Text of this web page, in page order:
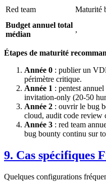
Red team
Maturité
Budget annuel total
médian
,
Étapes de maturité
Année 0 : publier un
périmètre critique.
Année 1 : pentest
invitation-only (20-50
Année 2 : ouvrir le bug
cloud, audit code review
Année 3 : red team
bug bounty continu sur
9. Cas spécifiques
Quelques configurations